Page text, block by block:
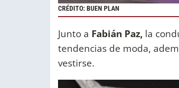
CRÉDITO: BUEN PLAN
Junto a Fabián Paz, la
tendencias de moda,
vestirse.